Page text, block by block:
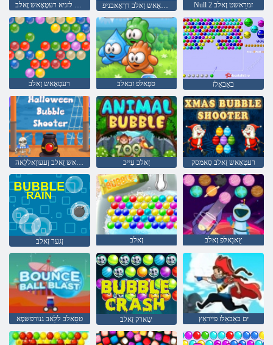
טסעווק לזניא רעטָאָאש זָאלב רעטָאָאש זָאלב דרַאָאבניּפ Null 2 זמרַאשט זָאלב
רעטָאָאש זָאלב סּפָאלּפ זבַאלב באַבאַלז
זָאלב עַייכ רעטָאָאש זָאלב סַאמסק
ןגער זָאלב זָאלב ץַאנַאלּפ זָאלב
טסַאלב ללַאב גנורּפשּפָא שַארק זָאלב ים באַבאַלז פּייראַץ